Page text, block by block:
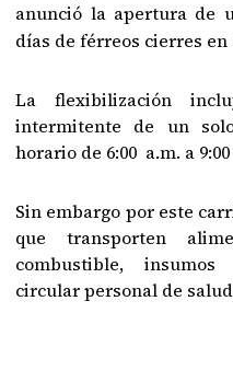
anunció la apertura de
días de férreos cierres
La flexibilización
intermitente de un
horario de 6:00 a.m. a
Sin embargo por este
que transporten
combustible,
circular personal de